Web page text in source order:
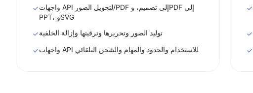
واجهات API لتحويل الصور/PDF إلى تصميم، وPDF إلى
PPT، وSVG
توليد الصور وتحريرها وترقيتها وإزالة الخلفية
واجهات API للاستخدام والحدود والمهام والشحن التلقائي